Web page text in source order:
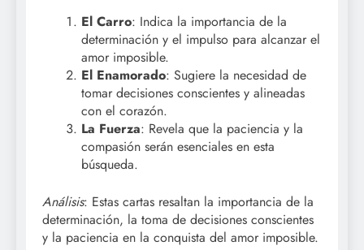
El Carro: Indica la importancia de la
determinación y el impulso para alcanzar el
amor imposible.
El Enamorado: Sugiere la necesidad de
tomar decisiones conscientes y alineadas
con el corazón.
La Fuerza: Revela que la paciencia y la
compasión serán esenciales en esta
búsqueda.
Análisis: Estas cartas resaltan la importancia de la
determinación, la toma de decisiones conscientes
y la paciencia en la conquista del amor imposible.